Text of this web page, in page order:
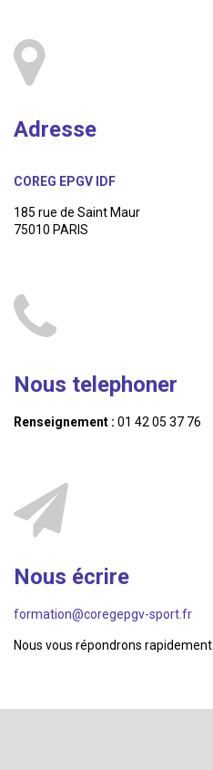
Adresse
COREG EPGV IDF
185 rue de Saint Maur
75010 PARIS
Nous telephoner
Renseignement : 01 42 05 37 76
Nous écrire
formation@coregepgv-sport.fr
Nous vous répondrons rapidement.